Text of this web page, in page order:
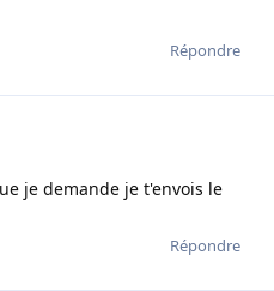
Répondre
je demande je t'envois le
Répondre